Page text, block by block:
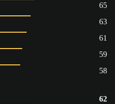
65
63
61
59
58
62